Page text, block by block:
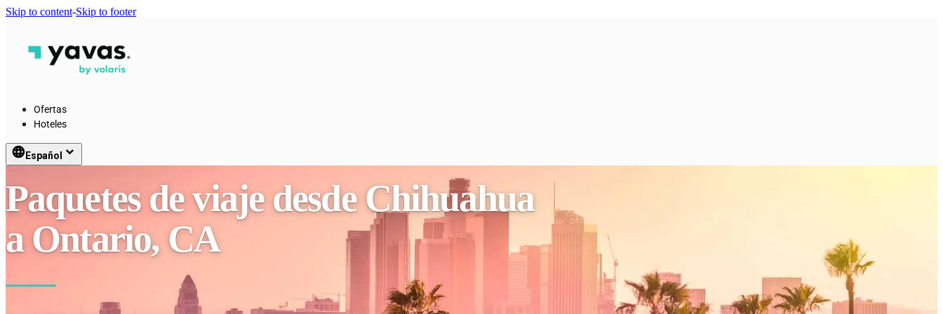
Skip to content-Skip to footer
Ofertas
Hoteles
languageEspañol keyboard_arrow_down
Paquetes de viaje desde Chihuahua
a Ontario, CA